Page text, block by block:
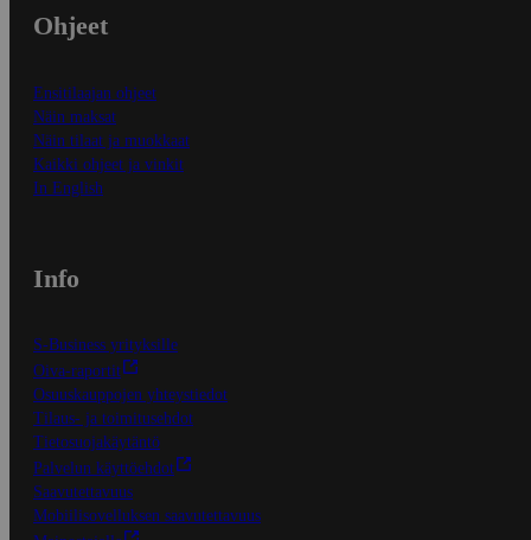
Ohjeet
Ensitilaajan ohjeet
Näin maksat
Näin tilaat ja muokkaat
Kaikki ohjeet ja vinkit
In English
Info
S-Business yrityksille
Oiva-raportit
Osuuskauppojen yhteystiedot
Tilaus- ja toimitusehdot
Tietosuojakäytäntö
Palvelun käyttöehdot
Saavutettavuus
Mobiilisovelluksen saavutettavuus